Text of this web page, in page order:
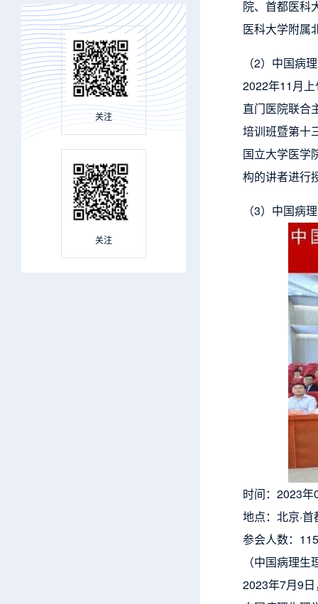
关注
关注
院、首都医科
医科大学附属
（2）中国病
2022年11月
直门医院联合
培训班暨第十
国立大学医学
构的讲者进行
（3）中国病
时间：2023年
地点：北京·
参会人数：
（中国病理
2023年7月9